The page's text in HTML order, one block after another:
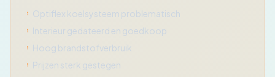
Optiflex koelsysteem problematisch
Interieur gedateerd en goedkoop
Hoog brandstofverbruik
Prijzen sterk gestegen